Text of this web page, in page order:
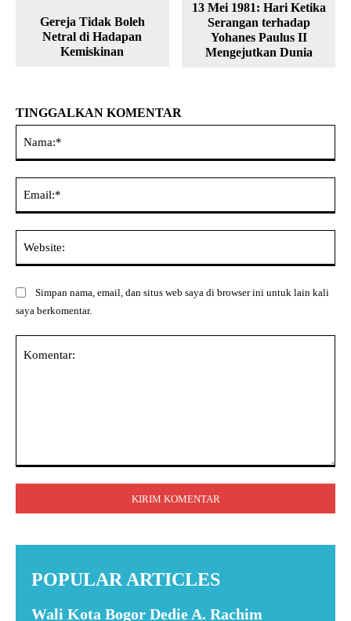
Gereja Tidak Boleh
Netral di Hadapan
Kemiskinan
13 Mei 1981: Hari Ketika
Serangan terhadap
Yohanes Paulus II
Mengejutkan Dunia
TINGGALKAN KOMENTAR
Simpan nama, email, dan situs web saya di browser ini untuk lain kali
saya berkomentar.
POPULAR ARTICLES
Wali Kota Bogor Dedie A. Rachim